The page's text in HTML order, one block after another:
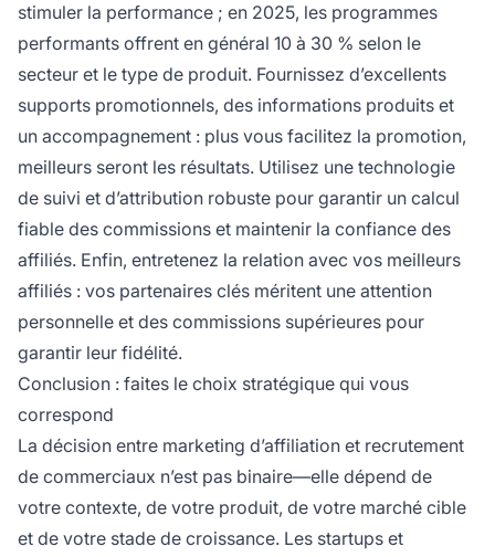
stimuler la performance ; en 2025, les programmes
performants offrent en général 10 à 30 % selon le
secteur et le type de produit. Fournissez d’excellents
supports promotionnels, des informations produits et
un accompagnement : plus vous facilitez la promotion,
meilleurs seront les résultats. Utilisez une technologie
de suivi et d’attribution robuste pour garantir un calcul
fiable des commissions et maintenir la confiance des
affiliés. Enfin, entretenez la relation avec vos meilleurs
affiliés : vos partenaires clés méritent une attention
personnelle et des commissions supérieures pour
garantir leur fidélité.
Conclusion : faites le choix stratégique qui vous
correspond
La décision entre marketing d’affiliation et recrutement
de commerciaux n’est pas binaire—elle dépend de
votre contexte, de votre produit, de votre marché cible
et de votre stade de croissance. Les startups et